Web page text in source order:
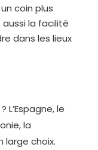
coin plus
la facilité
dans les lieux
? L’Espagne, le
la
large choix.